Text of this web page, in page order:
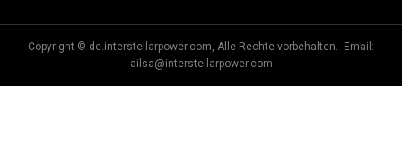
Copyright © de.interstellarpower.com, Alle Rechte vorbehalten. Email:
ailsa@interstellarpower.com